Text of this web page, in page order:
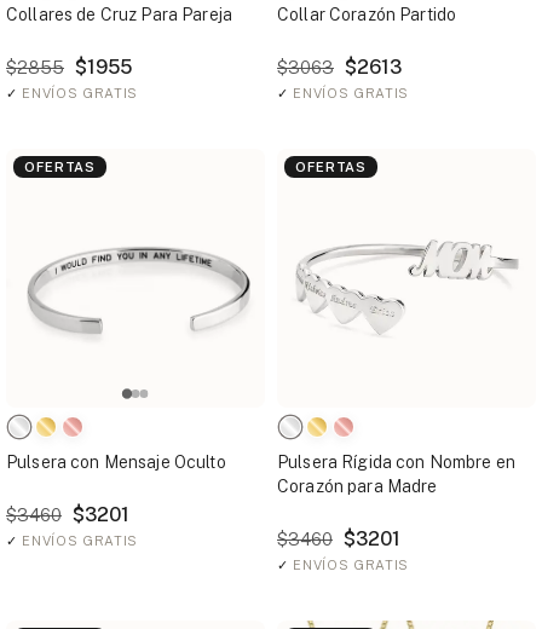
Collares de Cruz Para Pareja
$2855 $1955
✓ ENVÍOS GRATIS
Collar Corazón Partido
$3063 $2613
✓ ENVÍOS GRATIS
OFERTAS
Pulsera con Mensaje Oculto
$3460 $3201
✓ ENVÍOS GRATIS
OFERTAS
Pulsera Rígida con Nombre en
Corazón para Madre
$3460 $3201
✓ ENVÍOS GRATIS